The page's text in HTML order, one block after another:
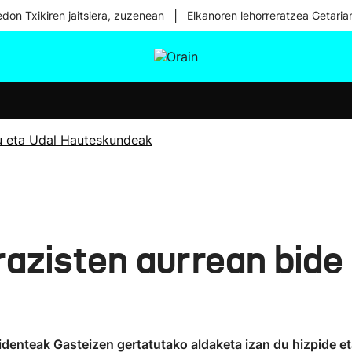
Txikiren jaitsiera, zuzenean Elkanoren lehorreratzea
eta Udal Hauteskundeak
aurrean
Gasteizen gertatutako aldaketa izan du hizpide